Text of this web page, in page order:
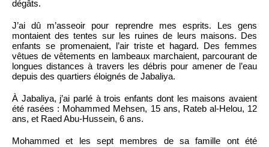
dégâts.
J’ai dû m’asseoir pour reprendre mes esprits. Les gens
montaient des tentes sur les ruines de leurs maisons. Des
enfants se promenaient, l’air triste et hagard. Des femmes
vêtues de vêtements en lambeaux marchaient, parcourant de
longues distances à travers les débris pour amener de l’eau
depuis des quartiers éloignés de Jabaliya.
À Jabaliya, j’ai parlé à trois enfants dont les maisons avaient
été rasées : Mohammed Mehsen, 15 ans, Rateb al-Helou, 12
ans, et Raed Abu-Hussein, 6 ans.
Mohammed et les sept membres de sa famille ont été